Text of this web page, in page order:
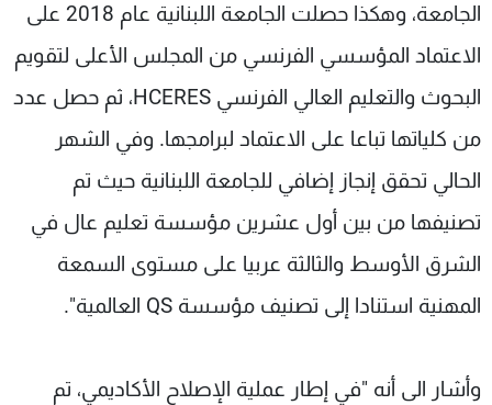
الجامعة، وهكذا حصلت الجامعة اللبنانية عام 2018 على
الاعتماد المؤسسي الفرنسي من المجلس الأعلى لتقويم
البحوث والتعليم العالي الفرنسي HCERES، ثم حصل عدد
من كلياتها تباعا على الاعتماد لبرامجها. وفي الشهر
الحالي تحقق إنجاز إضافي للجامعة اللبنانية حيث تم
تصنيفها من بين أول عشرين مؤسسة تعليم عال في
الشرق الأوسط والثالثة عربيا على مستوى السمعة
المهنية استنادا إلى تصنيف مؤسسة QS العالمية".
وأشار الى أنه "في إطار عملية الإصلاح الأكاديمي، تم